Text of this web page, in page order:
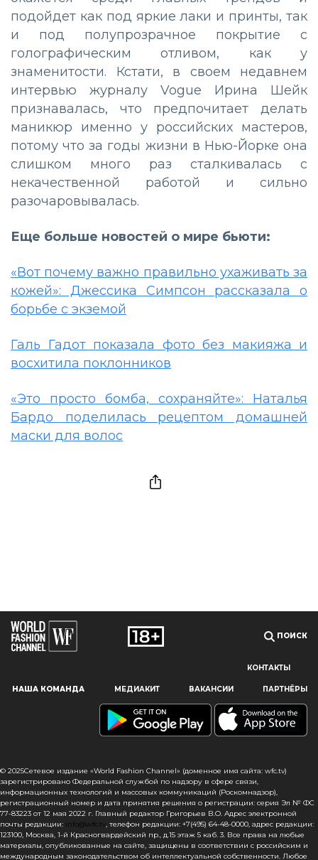
Наш сайт использует файлы cookie и похожие технологии,
пользователям, предоставляя персонализированную
информацию, запоминая предпочтения в области
сайта, вы подтверждаете свое согласие на использование
файлов cookie в соответствии с настоящим уведомлением
в отношении данного типа файлов. Если вы не согласны
с тем, чтобы мы использовали данный тип файлов,
то вы должны соответствующим образом установить
настройки вашего браузера или не использовать сайт wfc.tv
подойдет как под яркие лаки и принты, так
и под полупрозрачное покрытие с
голографическим отливом, как у
знаменитости. Кстати, в своем недавнем
интервью журналу Vogue Ирина Шейк
признавалась, что предпочитает делать
маникюр именно у российских мастеров,
потому что за годы жизни в Нью-Йорке она
слишком много раз сталкивалась с
некачественной работой и сильно
разочаровывалась.
Еще больше новостей о мире бьюти:
«Вот почему важно правильно ухаживать за
кожей»: Джессика Симпсон рассказала о
борьбе с экземой
Галь Гадот показала фото без макияжа и
восхитила поклонников
«Это просто бомба, сохраняйте»: Наталья
Бардо поделилась рецептом домашней
маски для волос
ПОИСК
КОНТАКТЫ
НАША КОМАНДА МЕДИАКИТ ВАКАНСИИ ПАРТНЁРЫ
© 2025Сетевое издание «World Fashion Channel» (доменное имя сайта: wfc.tv)
зарегистрировано Федеральной службой по надзору в сфере связи,
информационных технологий и массовых коммуникаций (Роскомнадзор),
регистрационный номер и дата принятия решения о регистрации: серия Эл № ФС
77-83223 от 12 мая 2022 г. Главный редактор Григорьев В.О. Адрес электронной
почты редакции: info@wfc.tv, телефон редакции: +7(495) 64-48-0000, адрес редакции:
123100, Москва, 1-й Красногвардейский пр., д.15 этаж 5 каб. 3. Все права на любые
материалы, опубликованные на сайте, защищены в соответствии с российским и
международным законодательством об интеллектуальной собственности. Любое